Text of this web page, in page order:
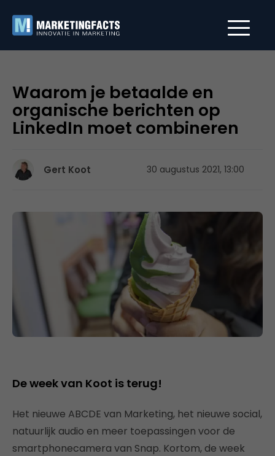
Waarom je betaalde en
organische berichten op
LinkedIn moet combineren
Gert Koot 30 augustus 2021, 13:00
De week van Koot is terug!
Het nieuwe ABCDE van Marketing, het nieuwe social,
natuurlijk audio en meer toepassingen voor de
smartphonecamera van Snap. Kortom, de week